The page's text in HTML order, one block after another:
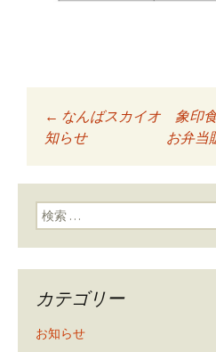
投稿ナビ
ン
← なんばスカイオ 象印
知らせ
お弁当
検索:
カテゴリー
お知らせ